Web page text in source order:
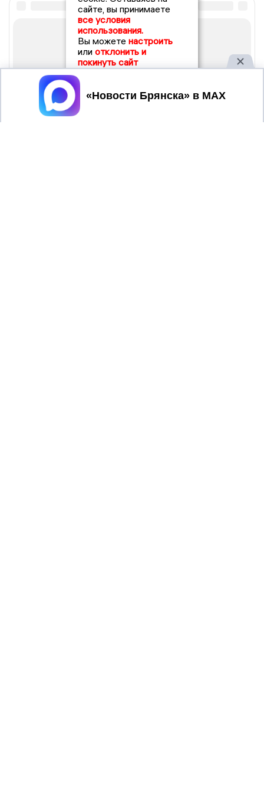
сайте, вы принимаете
все условия
использования.
Вы можете настроить
или отклонить и
покинуть сайт
Принять